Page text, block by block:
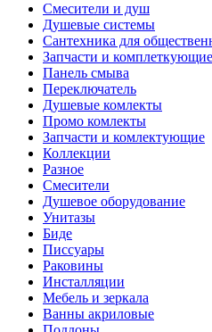
Смесители и душ
Душевые системы
Сантехника для
Запчасти и комплеткующие
Панель смыва
Переключатель
Душевые комлекты
Промо комлекты
Запчасти и комлектующие
Коллекции
Разное
Смесители
Душевое оборудование
Унитазы
Биде
Писсуары
Раковины
Инсталляции
Мебель и зеркала
Ванны акриловые